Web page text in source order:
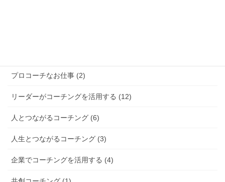
プロコーチなお仕事 (2)
リーダーがコーチングを活用する (12)
人とつながるコーチング (6)
人生とつながるコーチング (3)
企業でコーチングを活用する (4)